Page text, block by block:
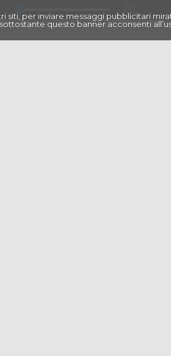
per inviare messaggi pubblicitari
questo banner acconsenti